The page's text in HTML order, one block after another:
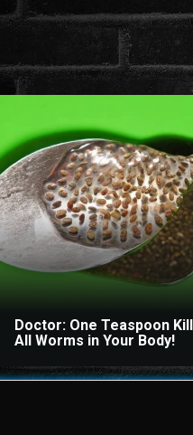
Doctor: One Teaspoon
All Worms in Your Body!